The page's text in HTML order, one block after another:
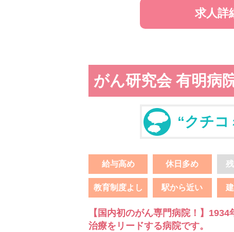
求人詳
がん研究会 有明病
“クチコ
給与高め 休日多め
教育制度よし 駅から近い
【国内初のがん専門病院！】
治療をリードする病院です。